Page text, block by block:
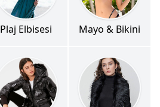
Plaj Elbisesi Mayo & Bikini